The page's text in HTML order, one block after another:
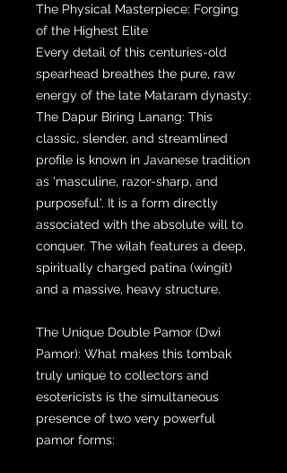
The Physical Masterpiece: Forging
of the Highest Elite
Every detail of this centuries-old
spearhead breathes the pure, raw
energy of the late Mataram dynasty:
The Dapur Biring Lanang: This
classic, slender, and streamlined
profile is known in Javanese tradition
as 'masculine, razor-sharp, and
purposeful'. It is a form directly
associated with the absolute will to
conquer. The wilah features a deep,
spiritually charged patina (wingit)
and a massive, heavy structure.
The Unique Double Pamor (Dwi
Pamor): What makes this tombak
truly unique to collectors and
esotericists is the simultaneous
presence of two very powerful
pamor forms: